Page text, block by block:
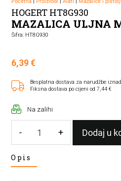
HOGERT HT8G930
MAZALICA ULJNA
Šifra: HT8G930
6,39€
Besplatna dostava za narudžbe
Fiksna dostava po cijeni od 7,44 €
Na zalihi
-
ULJNA
+ Dodaj u
Opis